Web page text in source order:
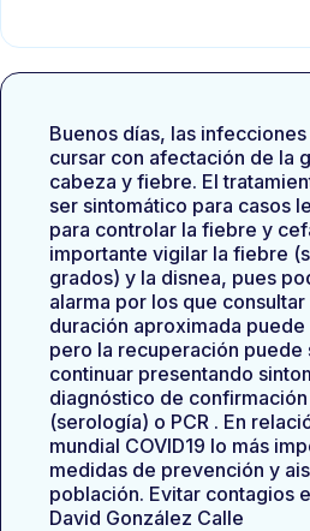
Buenos días, las
cursar con afectación de la
cabeza y fiebre. El
ser sintomático para casos
para controlar la fiebre y
importante vigilar la fiebre
grados) y la disnea, pues
alarma por los que consultar
duración aproximada puede
pero la recuperación puede
continuar presentando
diagnóstico de
(serología) o PCR . En
mundial COVID19 lo más
medidas de prevención y
población. Evitar contagios
David González Calle